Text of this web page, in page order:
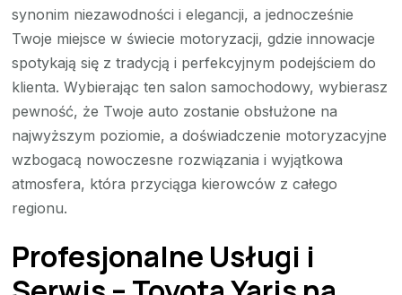
synonim niezawodności i elegancji, a jednocześnie
Twoje miejsce w świecie motoryzacji, gdzie innowacje
spotykają się z tradycją i perfekcyjnym podejściem do
klienta. Wybierając ten salon samochodowy, wybierasz
pewność, że Twoje auto zostanie obsłużone na
najwyższym poziomie, a doświadczenie motoryzacyjne
wzbogacą nowoczesne rozwiązania i wyjątkowa
atmosfera, która przyciąga kierowców z całego
regionu.
Profesjonalne Usługi i